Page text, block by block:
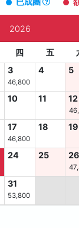
2026
四 五
3
46,800
4 5
10 11 12
17
46,800
18 19
24 25
31
53,800